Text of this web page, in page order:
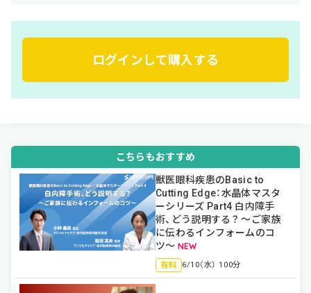
ログインして購入する
こちらもおすすめ
獣医眼科疾患のBasic to
Cutting Edge：水晶体マスタ
ーシリーズ Part4 白内障手
術、どう説明する？ 〜ご家族
に伝わるインフォームのコ
ツ〜
有料 6/10（水） 100分